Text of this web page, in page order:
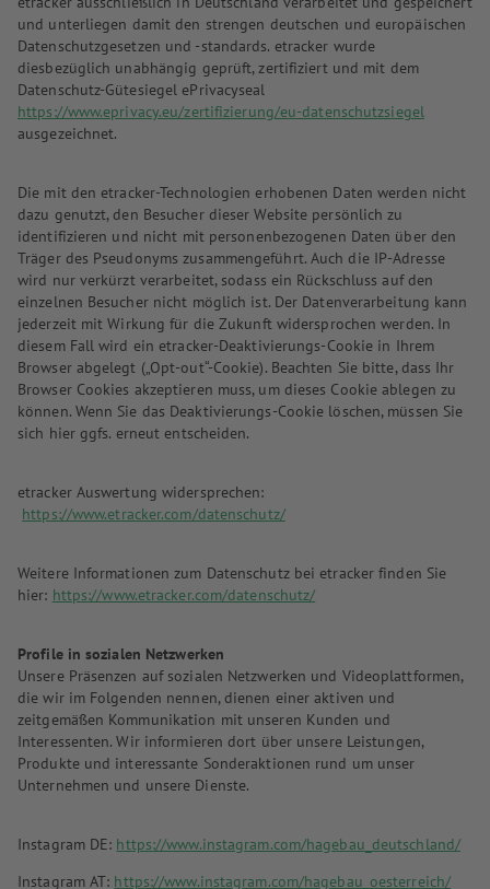
und unterliegen damit den strengen deutschen und europäischen
Datenschutzgesetzen und -standards. etracker wurde
diesbezüglich unabhängig geprüft, zertifiziert und mit dem
Datenschutz-Gütesiegel ePrivacyseal
https://www.eprivacy.eu/zertifizierung/eu-datenschutzsiegel
ausgezeichnet.
Die mit den etracker-Technologien erhobenen Daten werden nicht
dazu genutzt, den Besucher dieser Website persönlich zu
identifizieren und nicht mit personenbezogenen Daten über den
Träger des Pseudonyms zusammengeführt. Auch die IP-Adresse
wird nur verkürzt verarbeitet, sodass ein Rückschluss auf den
einzelnen Besucher nicht möglich ist. Der Datenverarbeitung kann
jederzeit mit Wirkung für die Zukunft widersprochen werden. In
diesem Fall wird ein etracker-Deaktivierungs-Cookie in Ihrem
Browser abgelegt („Opt-out“-Cookie). Beachten Sie bitte, dass Ihr
Browser Cookies akzeptieren muss, um dieses Cookie ablegen zu
können. Wenn Sie das Deaktivierungs-Cookie löschen, müssen Sie
sich hier ggfs. erneut entscheiden.
etracker Auswertung widersprechen:
https://www.etracker.com/datenschutz/
Weitere Informationen zum Datenschutz bei etracker finden Sie
hier: https://www.etracker.com/datenschutz/
Profile in sozialen Netzwerken
Unsere Präsenzen auf sozialen Netzwerken und Videoplattformen,
die wir im Folgenden nennen, dienen einer aktiven und
zeitgemäßen Kommunikation mit unseren Kunden und
Interessenten. Wir informieren dort über unsere Leistungen,
Produkte und interessante Sonderaktionen rund um unser
Unternehmen und unsere Dienste.
Instagram DE: https://www.instagram.com/hagebau_deutschland/
Instagram AT: https://www.instagram.com/hagebau_oesterreich/